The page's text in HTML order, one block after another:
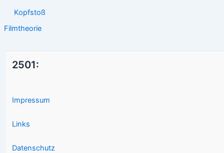
Kopfstoß
Filmtheorie
2501:
Impressum
Links
Datenschutz